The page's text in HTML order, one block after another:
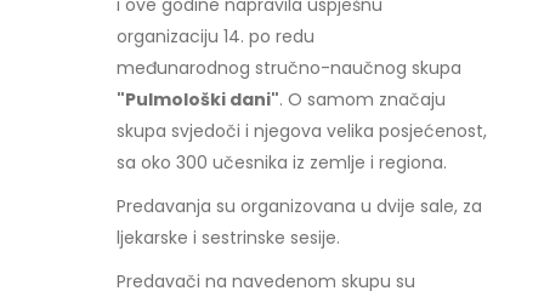
i ove godine napravila uspješnu
organizaciju 14. po redu
međunarodnog stručno-naučnog skupa
"Pulmološki dani". O samom značaju
skupa svjedoči i njegova velika posjećenost,
sa oko 300 učesnika iz zemlje i regiona.
Predavanja su organizovana u dvije sale, za
ljekarske i sestrinske sesije.
Predavači na navedenom skupu su